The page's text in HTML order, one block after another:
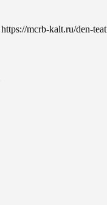
https://mcrb-kalt.ru/den-